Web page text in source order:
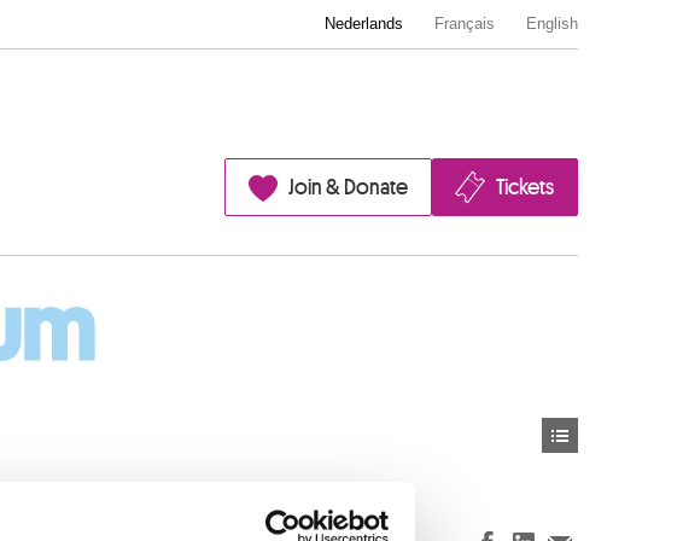
Nederlands Français English
Join & Donate Tickets